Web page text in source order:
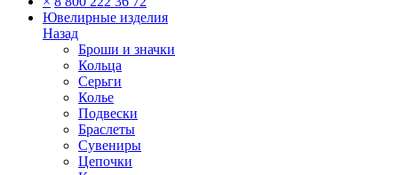
Ювелирные изделия
Назад
Броши и значки
Кольца
Серьги
Колье
Подвески
Браслеты
Сувениры
Цепочки